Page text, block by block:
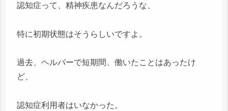
認知症って、精神疾患なんだろうな、
特に初期状態はそうらしいですよ。
過去、ヘルパーで短期間、働いたことはあったけ
ど、
認知症利用者はいなかった。